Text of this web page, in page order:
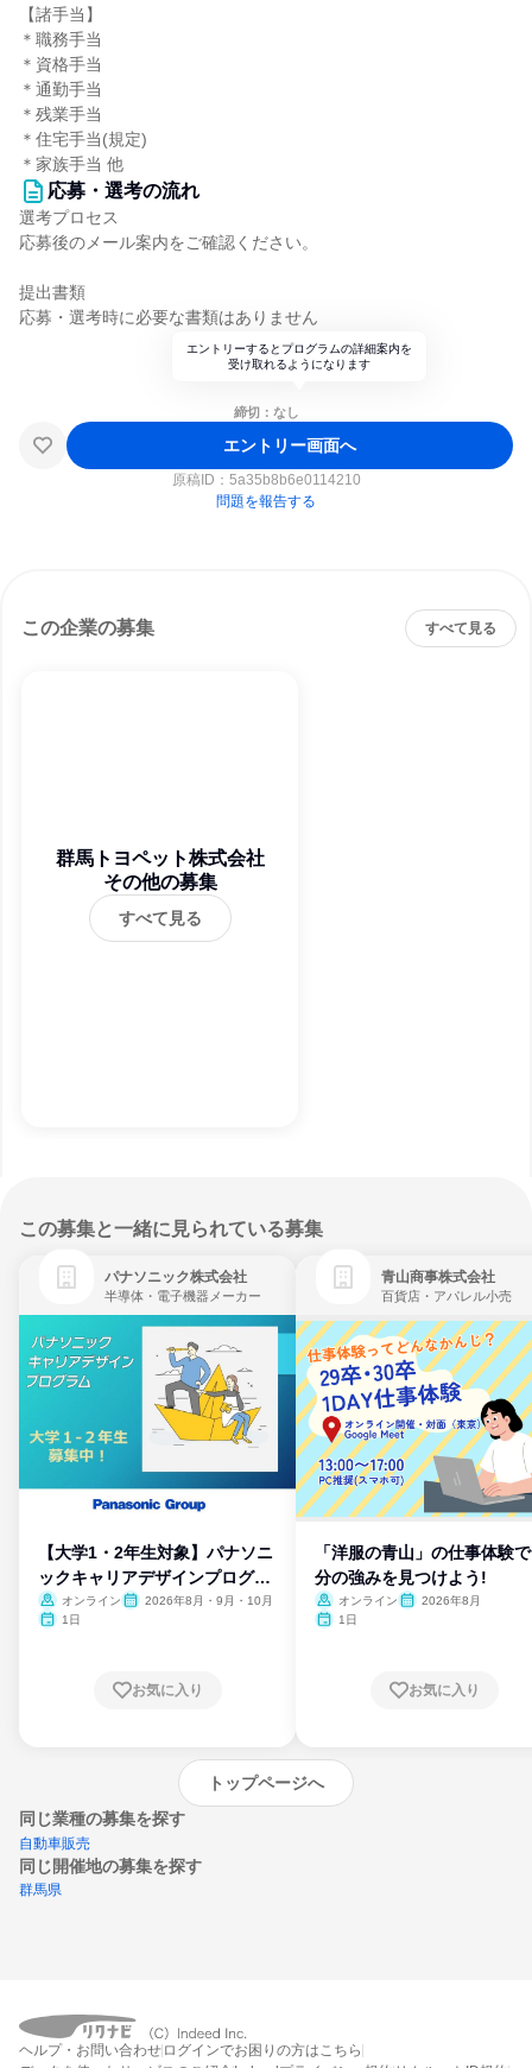
【諸手当】
＊職務手当
＊資格手当
＊通勤手当
＊残業手当
＊住宅手当(規定)
＊家族手当 他
応募・選考の流れ
選考プロセス
応募後のメール案内をご確認ください。
提出書類
応募・選考時に必要な書類はありません
エントリーするとプログラムの詳細案内を
受け取れるようになります
締切：なし
エントリー画面へ
原稿ID： 5a35b8b6e0114210
問題を報告する
この企業の募集 すべて見る
群馬トヨペット株式会社
その他の募集
すべて見る
この募集と一緒に見られている募集
パナソニック株式会社
半導体・電子機器メーカー
【大学1・2年生対象】パナソニ
ックキャリアデザインプログラ
ム
オンライン
2026年8月・9月・10月
1日
お気に入り
青山商事株式会社
百貨店・アパレル小売
「洋服の青山」の仕事体験
分の強みを見つけよう!
オンライン
2026年8月
1日
お気に入り
トップページへ
同じ業種の募集を探す
自動車販売
同じ開催地の募集を探す
群馬県
エントリーするとプログラムの詳細案内を
受け取れるようになります
ヘルプ・お問い合わせ ログインでお困りの方はこちら